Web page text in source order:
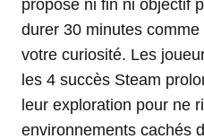
propose ni fin ni objectif
durer 30 minutes
votre curiosité. Les
les 4 succès Steam
leur exploration pour ne
environnements cachés